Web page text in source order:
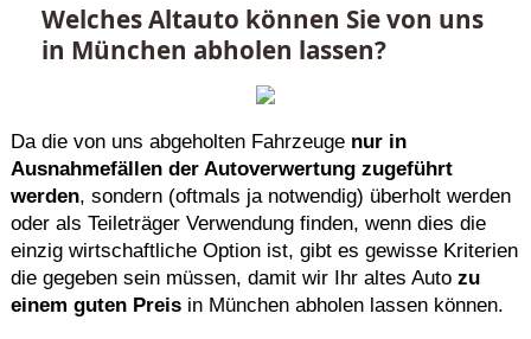
Welches Altauto können Sie von uns
in München abholen lassen?
Da die von uns abgeholten Fahrzeuge nur in
Ausnahmefällen der Autoverwertung zugeführt
werden, sondern (oftmals ja notwendig) überholt werden
oder als Teileträger Verwendung finden, wenn dies die
einzig wirtschaftliche Option ist, gibt es gewisse Kriterien
die gegeben sein müssen, damit wir Ihr altes Auto zu
einem guten Preisin München abholen lassen können.